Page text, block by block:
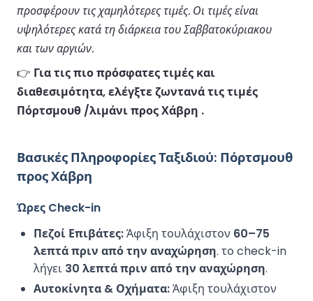
προσφέρουν τις χαμηλότερες τιμές. Οι τιμές είναι
υψηλότερες κατά τη διάρκεια του Σαββατοκύριακου
και των αργιών.
👉 Για τις πιο πρόσφατες τιμές και
διαθεσιμότητα, ελέγξτε ζωντανά τις τιμές
Πόρτσμουθ /λιμάνι προς Χάβρη .
Βασικές Πληροφορίες Ταξιδιού: Πόρτσμουθ
προς Χάβρη
Ώρες Check-in
Πεζοί Επιβάτες:Άφιξη τουλάχιστον 60–75
λεπτά πριν από την αναχώρηση. το check-in
λήγει 30 λεπτά πριν από την αναχώρηση.
Αυτοκίνητα & Οχήματα:Άφιξη τουλάχιστον